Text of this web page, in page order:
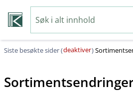
Siste besøkte sider (deaktiver)